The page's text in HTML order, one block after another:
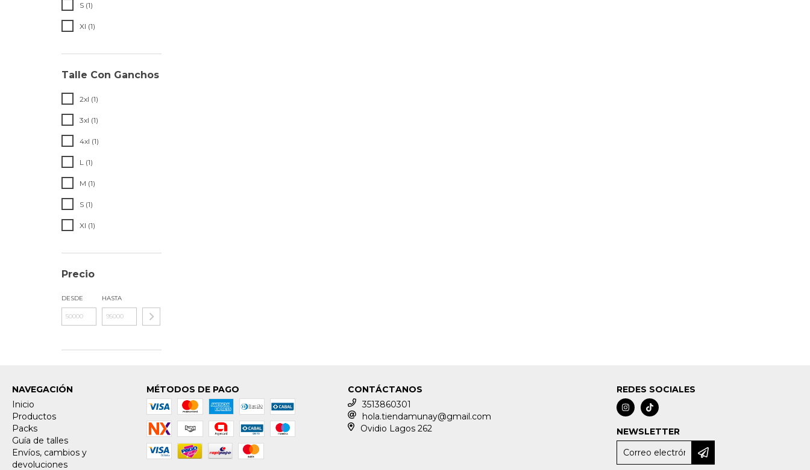
S (1)
Xl (1)
Talle Con Ganchos
2xl (1)
3xl (1)
4xl (1)
L (1)
M (1)
S (1)
Xl (1)
Precio
DESDE HASTA
NAVEGACIÓN
Inicio
Productos
Packs
Guía de talles
Envíos, cambios y
devoluciones
MÉTODOS DE PAGO
CONTÁCTANOS
3513860301
hola.tiendamunay@gmail.com
Ovidio Lagos 262
REDES SOCIALES
NEWSLETTER